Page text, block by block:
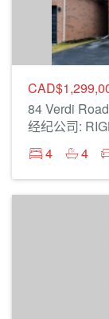
84 Verdi
经纪公司:
4
4